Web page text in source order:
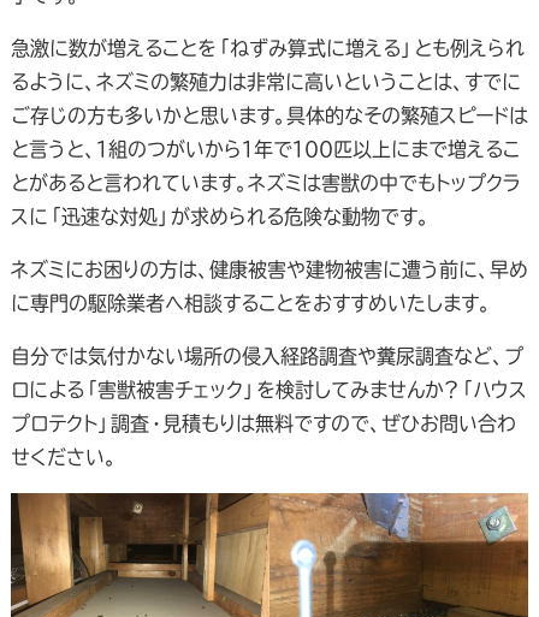
急激に数が増えることを「ねずみ算式に増える」とも例えられ
るように、ネズミの繁殖力は非常に高いということは、すでに
ご存じの方も多いかと思います。具体的なその繁殖スピードは
と言うと、１組のつがいから１年で１００匹以上にまで増えるこ
とがあると言われています。ネズミは害獣の中でもトップクラ
スに「迅速な対処」が求められる危険な動物です。
ネズミにお困りの方は、健康被害や建物被害に遭う前に、早め
に専門の駆除業者へ相談することをおすすめいたします。
自分では気付かない場所の侵入経路調査や糞尿調査など、プ
ロによる「害獣被害チェック」を検討してみませんか？「ハウス
プロテクト」調査・見積もりは無料ですので、ぜひお問い合わ
せください。